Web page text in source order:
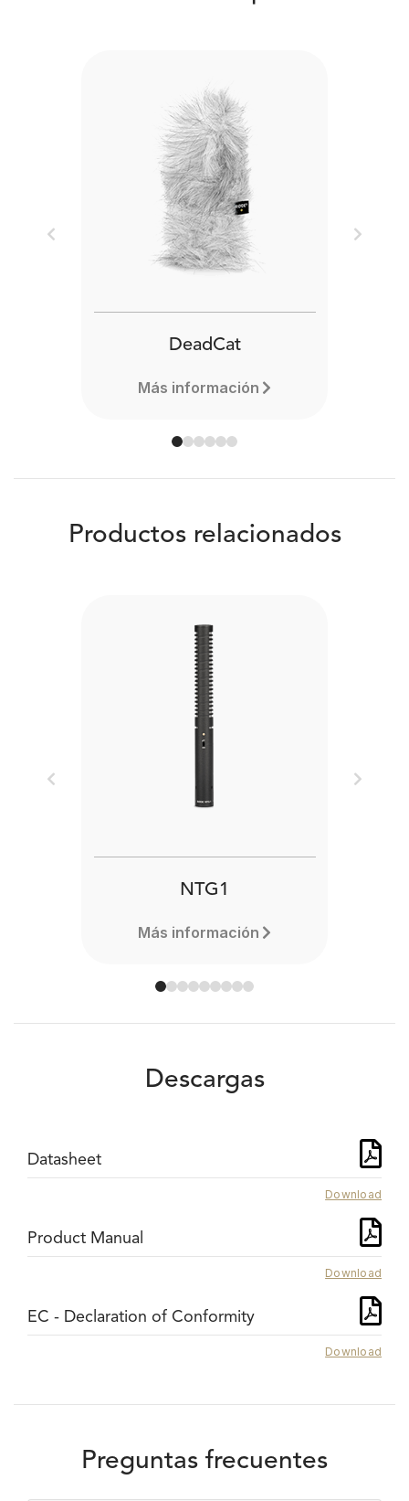
DeadCat
Más información
Previous Next
Productos relacionados
NTG1
Más información
Previous Next
Descargas
Datasheet
Download
Product Manual
Download
EC - Declaration of Conformity
Download
Preguntas frecuentes